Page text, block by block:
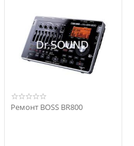
Ремонт BOSS BR800